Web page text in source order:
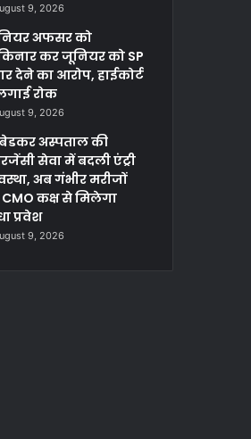
9, 2026
अफसर को
कर जूनियर को SP
देने का आरोप, हाईकोर्ट
रोक
9, 2026
अस्पताल की
सेवा में बदली एंट्री
अब गंभीर मरीजों
कक्ष से मिलेगा
प्रवेश
9, 2026